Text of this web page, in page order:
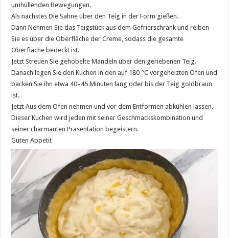
umhüllenden Bewegungen.
Als nachstes Die Sahne über den Teig in der Form gießen.
Dann Nehmen Sie das Teigstück aus dem Gefrierschrank und reiben
Sie es über die Oberfläche der Creme, sodass die gesamte
Oberfläche bedeckt ist.
Jetzt Streuen Sie gehobelte Mandeln über den geriebenen Teig.
Danach legen Sie den Kuchen in den auf 180 °C vorgeheizten Ofen und
backen Sie ihn etwa 40–45 Minuten lang oder bis der Teig goldbraun
ist.
Jetzt Aus dem Ofen nehmen und vor dem Entformen abkühlen lassen.
Dieser Kuchen wird jeden mit seiner Geschmackskombination und
seiner charmanten Präsentation begeistern.
Guten Appetit